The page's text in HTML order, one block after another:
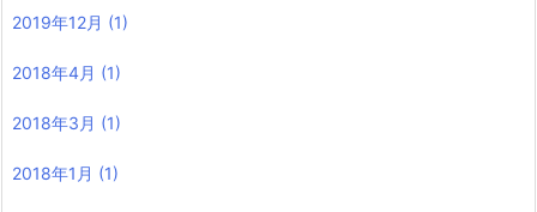
2019年12月 (1)
2018年4月 (1)
2018年3月 (1)
2018年1月 (1)